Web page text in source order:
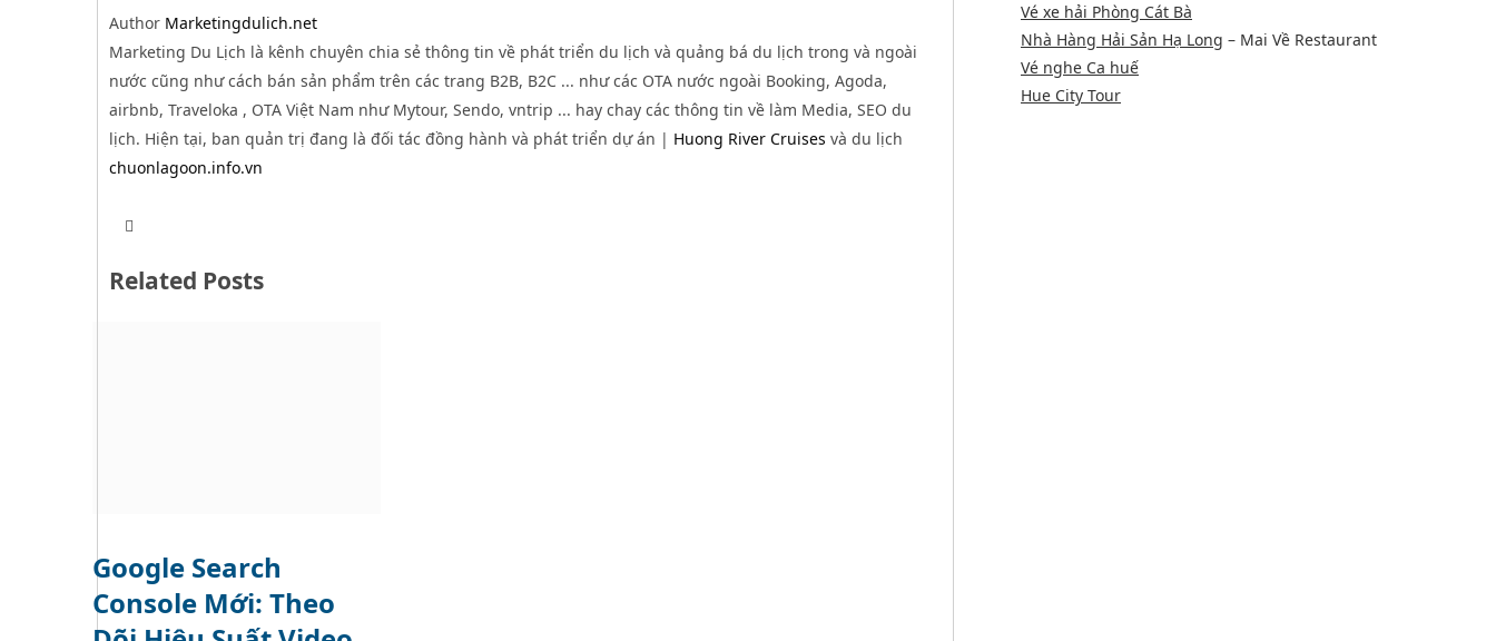
Author Marketingdulich.net
Marketing Du Lịch là kênh chuyên chia sẻ thông tin về phát triển du lịch và quảng bá du lịch trong và ngoài
nước cũng như cách bán sản phẩm trên các trang B2B, B2C ... như các OTA nước ngoài Booking, Agoda,
airbnb, Traveloka , OTA Việt Nam như Mytour, Sendo, vntrip ... hay chay các thông tin về làm Media, SEO du
lịch. Hiện tại, ban quản trị đang là đối tác đồng hành và phát triển dự án | Huong River Cruises và du lịch
chuonlagoon.info.vn
t
Related Posts
Google Search
Console Mới: Theo
Vé xe hải Phòng Cát Bà
Nhà Hàng Hải Sản Hạ Long – Mai Về Restaurant
Vé nghe Ca huế
Hue City Tour